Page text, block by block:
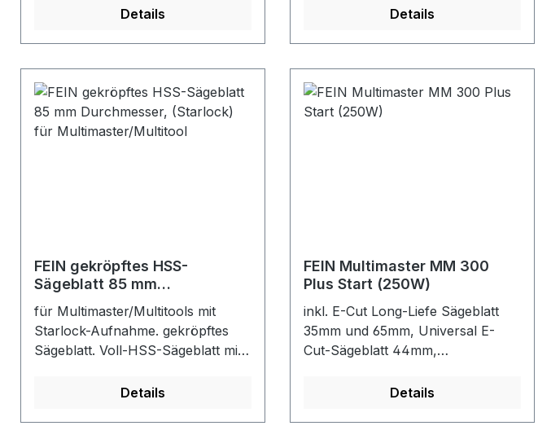
Blech bis 2 mm, Alu-Profile, Cu-
taillierte Form für optimale
Schnittgeschwindigkeit und gute
Spanabfuhr.
Details
Kunststoffmaterialien.
Arbeitsfortschritt. Äußerst robust,
unempfindlich auch gegen im Holz
befindliche Nägel (bis ca. 4 mm
Details
FEIN gekröpftes HSS-
Sägeblatt 85 mm
Multimaster/Multitool
für Multimaster/Multitools mit
Starlock-Aufnahme. gekröpftes
Sägeblatt. Voll-HSS-Sägeblatt mit
ca. 1 mm, aber auch für
Details
FEIN Multimaster MM 300
Plus Start (250W)
inkl. E-Cut Long-Liefe Sägeblatt
35mm und 65mm, Universal E-
Cut-Sägeblatt 44mm,
Details